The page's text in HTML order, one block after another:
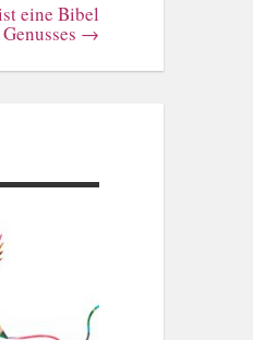
eine Bibel
→